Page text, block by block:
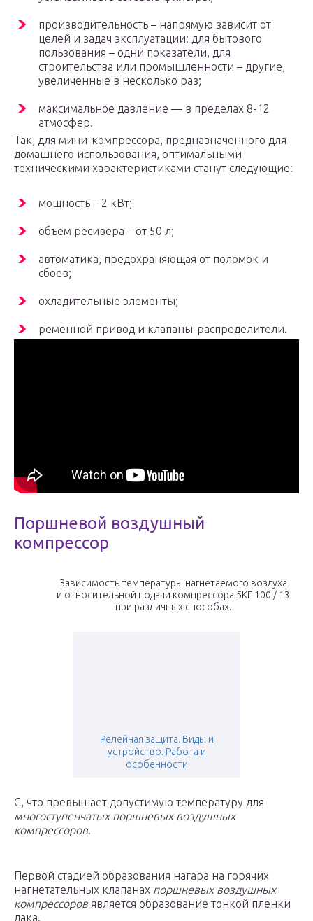
производительность – напрямую зависит от
целей и задач эксплуатации: для бытового
пользования – одни показатели, для
строительства или промышленности – другие,
увеличенные в несколько раз;
максимальное давление — в пределах 8-12
атмосфер.
Так, для мини-компрессора, предназначенного для
домашнего использования, оптимальными
техническими характеристиками станут следующие:
мощность – 2 кВт;
объем ресивера – от 50 л;
автоматика, предохраняющая от поломок и
сбоев;
охладительные элементы;
ременной привод и клапаны-распределители.
Поршневой воздушный
компрессор
Зависимость температуры нагнетаемого воздуха
и относительной подачи компрессора 5КГ 100 / 13
при различных способах.
Релейная защита. Виды и
устройство. Работа и
особенности
С, что превышает допустимую температуру для
многоступенчатых поршневых воздушных
компрессоров.
Первой стадией образования нагара на горячих
нагнетательных клапанах поршневых воздушных
компрессоров является образование тонкой пленки
лака.